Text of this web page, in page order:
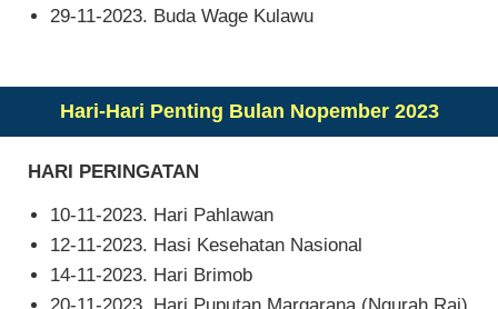
29-11-2023. Buda Wage Kulawu
Hari-Hari Penting Bulan Nopember 2023
HARI PERINGATAN
10-11-2023. Hari Pahlawan
12-11-2023. Hasi Kesehatan Nasional
14-11-2023. Hari Brimob